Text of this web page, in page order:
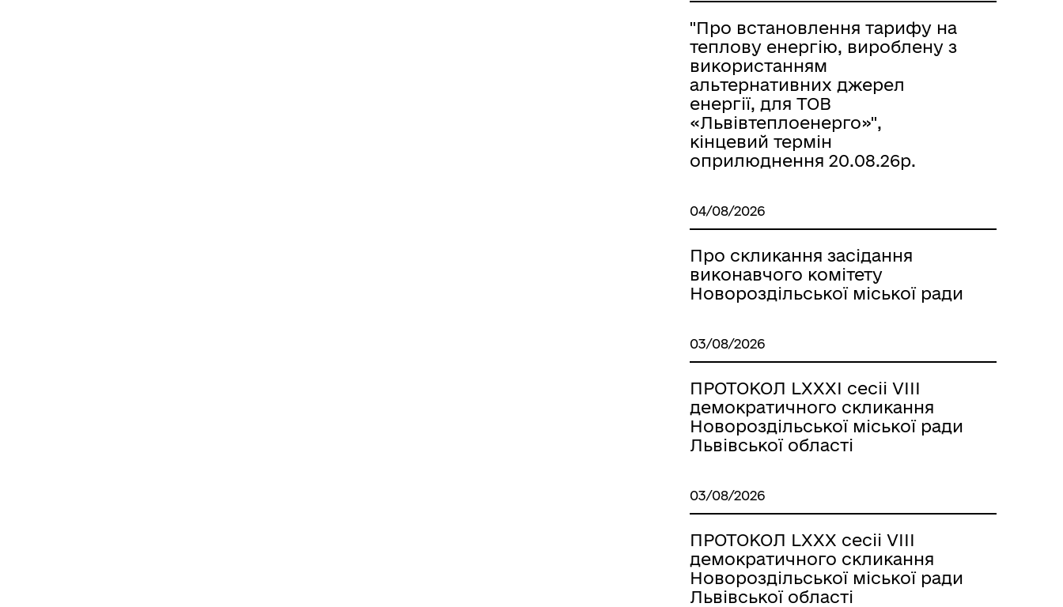
"Про встановлення тарифу на
теплову енергію, вироблену з
використанням
альтернативних джерел
енергії, для ТОВ
«Львівтеплоенерго»",
кінцевий термін
оприлюднення 20.08.26р.
04/08/2026
Про скликання засідання
виконавчого комітету
Новороздільської міської ради
03/08/2026
ПРОТОКОЛ LХХХІ сесіі VІІІ
демократичного скликання
Новороздільської міської ради
Львівської області
03/08/2026
ПРОТОКОЛ LХХХ сесіі VІІІ
демократичного скликання
Новороздільської міської ради
Львівської області